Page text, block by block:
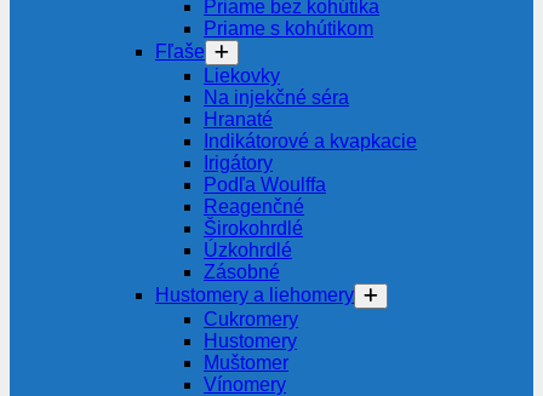
Priame bez kohútika
Priame s kohútikom
Fľaše
Liekovky
Na injekčné séra
Hranaté
Indikátorové a kvapkacie
Irigátory
Podľa Woulffa
Reagenčné
Širokohrdlé
Úzkohrdlé
Zásobné
Hustomery a liehomery
Cukromery
Hustomery
Muštomer
Vínomery